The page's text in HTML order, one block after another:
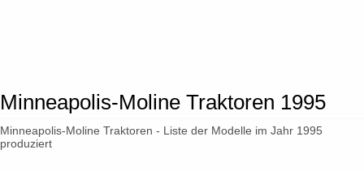
Minneapolis-Moline Traktoren 1995
Minneapolis-Moline Traktoren - Liste der Modelle im Jahr 1995
produziert